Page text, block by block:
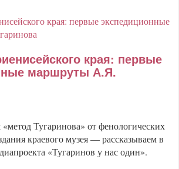
края: первые
маршруты А.Я.
Тугаринова» от фенологических
краевого музея — рассказываем в
«Тугаринов у нас один».